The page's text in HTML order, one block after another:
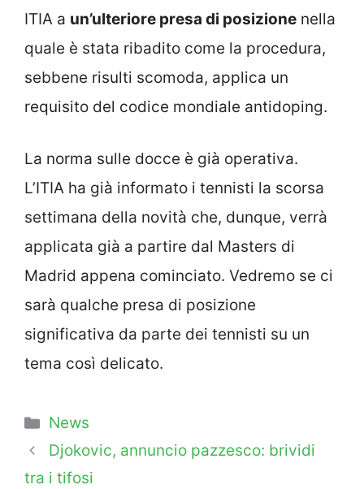
ITIA a un’ulteriore presa di posizione nella
quale è stata ribadito come la procedura,
sebbene risulti scomoda, applica un
requisito del codice mondiale antidoping.
La norma sulle docce è già operativa.
L’ITIA ha già informato i tennisti la scorsa
settimana della novità che, dunque, verrà
applicata già a partire dal Masters di
Madrid appena cominciato. Vedremo se ci
sarà qualche presa di posizione
significativa da parte dei tennisti su un
tema così delicato.
Categorie
News
Djokovic, annuncio pazzesco: brividi
tra i tifosi